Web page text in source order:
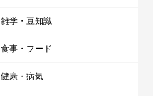
雑学・豆知識
食事・フード
健康・病気